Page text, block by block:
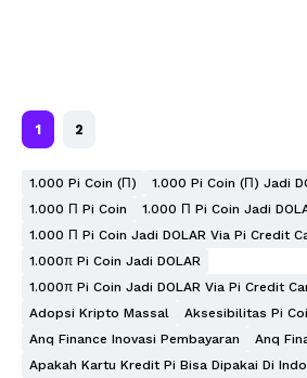
1 2
1.000 Pi Coin (π) 1.000 Pi Coin (π) Jadi
1.000 Π Pi Coin
1.000 Π Pi Coin Jadi
1.000 Π Pi Coin Jadi DOLAR Via Pi Credit
1.000π Pi Coin Jadi DOLAR
1.000π Pi Coin Jadi DOLAR Via Pi Credit
Adopsi Kripto Massal
Aksesibilitas Pi
Anq Finance Inovasi Pembayaran
Anq
Apakah Kartu Kredit Pi Bisa Dipakai Di